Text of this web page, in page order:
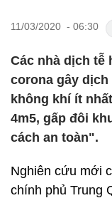
11/03/2020 - 06:30
Các nhà dịch tễ
corona gây dịch
không khí ít
4m5, gấp đôi
cách an toàn".
Nghiên cứu mới
chính phủ Trung